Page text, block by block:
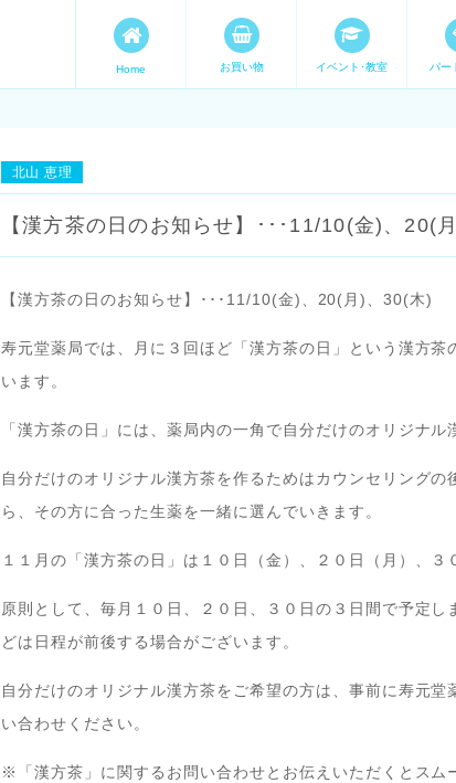
Home お買い物 イベント･教室 パー
北山 恵理
【漢方茶の日のお知らせ】･･･11/10(金)、20(
【漢方茶の日のお知らせ】･･･11/10(金)、20(月)、30(木)
寿元堂薬局では、月に３回ほど「漢方茶の日」という漢方
います。
「漢方茶の日」には、薬局内の一角で自分だけのオリジナ
自分だけのオリジナル漢方茶を作るためはカウンセリング
ら、その方に合った生薬を一緒に選んでいきます。
１１月の「漢方茶の日」は１０日（金）、２０日（月）、
原則として、毎月１０日、２０日、３０日の３日間で予定
どは日程が前後する場合がございます。
自分だけのオリジナル漢方茶をご希望の方は、事前に寿元
い合わせください。
※「漢方茶」に関するお問い合わせとお伝えいただくとスム